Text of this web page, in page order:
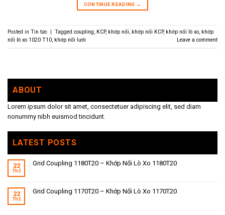
CONTINUE READING →
Posted in Tin tức Tagged coupling, KCP, khớp nối, khớp nối KCP, khớp nối lò xo, khớp
nối lò xo 1020 T10, khớp nối lưới Leave a comment
ABOUT
Lorem ipsum dolor sit amet, consectetuer adipiscing elit, sed diam
nonummy nibh euismod tincidunt.
LATEST POSTS
22
Th2
Grid Coupling 1180T20 – Khớp Nối Lò Xo 1180T20
22
Th2
Grid Coupling 1170T20 – Khớp Nối Lò Xo 1170T20